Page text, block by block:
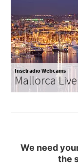
Inselradio Webcams
Mallorca
We need
the